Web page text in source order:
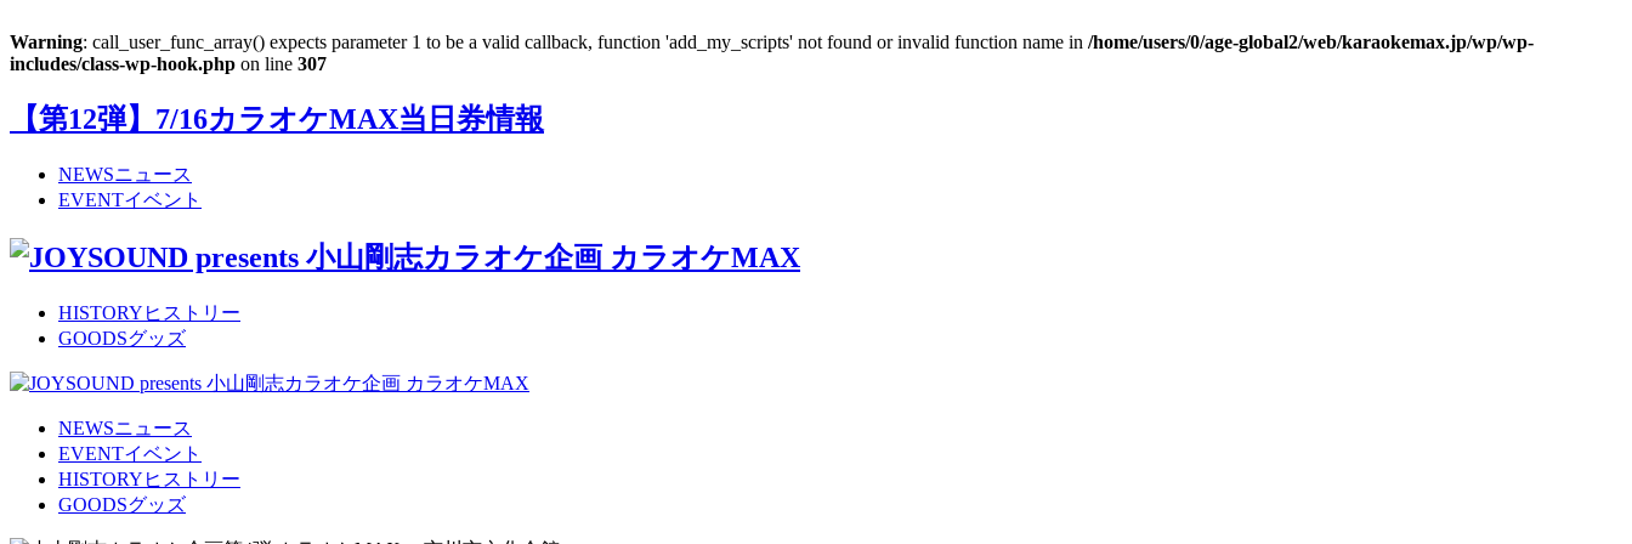
Warning: call_user_func_array() expects parameter 1 to be a valid callback, function 'add_my_scripts' not found or invalid function name in /home/users/0/age-global2/web/karaokemax.jp/wp/wp-
includes/class-wp-hook.php on line 307
【第12弾】7/16カラオケMAX当日券情報
NEWSニュース
EVENTイベント
HISTORY ヒストリー
GOODSグッズ
NEWSニュース
EVENTイベント
HISTORY ヒストリー
GOODSグッズ